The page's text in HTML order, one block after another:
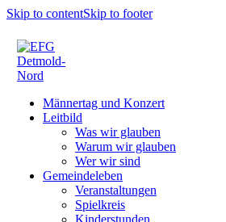
Skip to contentSkip to footer
Männertag und Konzert
Leitbild
Was wir glauben
Warum wir glauben
Wer wir sind
Gemeindeleben
Veranstaltungen
Spielkreis
Kinderstunden